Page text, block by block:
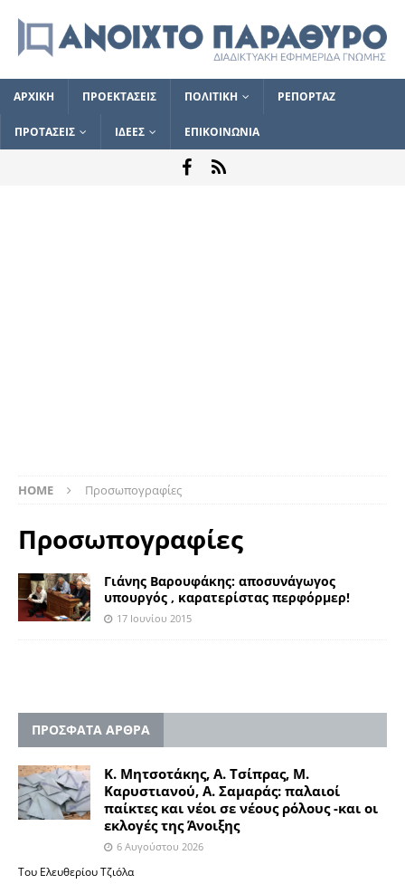
ΑΡΧΙΚΗ ΠΡΟΕΚΤΑΣΕΙΣ ΠΟΛΙΤΙΚΗ ΡΕΠΟΡΤΑΖ
ΠΡΟΤΑΣΕΙΣ ΙΔΕΕΣ ΕΠΙΚΟΙΝΩΝΙΑ
HOME Προσωπογραφίες
Προσωπογραφίες
Γιάνης Βαρουφάκης: αποσυνάγωγος
υπουργός , καρατερίστας περφόρμερ!
17 Ιουνίου 2015
ΠΡΟΣΦΑΤΑ ΑΡΘΡΑ
Κ. Μητσοτάκης, Α. Τσίπρας, Μ.
Καρυστιανού, Α. Σαμαράς: παλαιοί
παίκτες και νέοι σε νέους ρόλους -και οι
εκλογές της Άνοιξης
6 Αυγούστου 2026
Του Ελευθερίου Τζιόλα